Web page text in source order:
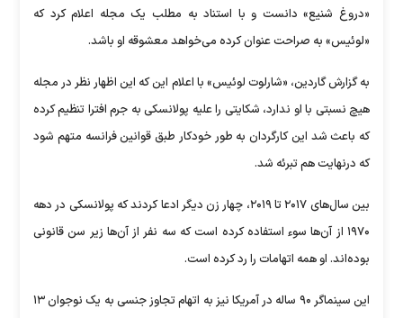
«دروغ شنیع» دانست و با استناد به مطلب یک مجله اعلام کرد که
«لوئیس» به صراحت عنوان کرده می‌خواهد معشوقه او باشد.
به گزارش گاردین، «شارلوت لوئیس» با اعلام این که این اظهار نظر در مجله
هیچ نسبتی با او ندارد، شکایتی را علیه پولانسکی به جرم افترا تنظیم کرده
که باعث شد این کارگردان به طور خودکار طبق قوانین فرانسه متهم شود
که درنهایت هم تبرئه شد.
بین سال‌های ۲۰۱۷ تا ۲۰۱۹، چهار زن دیگر ادعا کردند که پولانسکی در دهه
۱۹۷۰ از آن‌ها سوء استفاده کرده است که سه نفر از آن‌ها زیر سن قانونی
بوده‌اند. او همه اتهامات را رد کرده است.
این سینماگر ۹۰ ساله در آمریکا نیز به اتهام تجاوز جنسی به یک نوجوان ۱۳